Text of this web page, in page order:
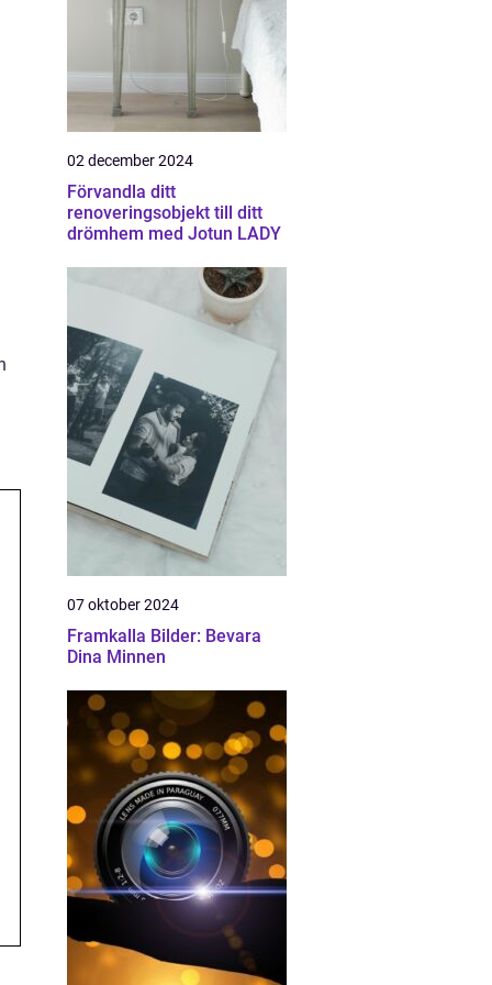
02 december 2024
Förvandla ditt
renoveringsobjekt till ditt
drömhem med Jotun LADY
07 oktober 2024
Framkalla Bilder: Bevara
Dina Minnen